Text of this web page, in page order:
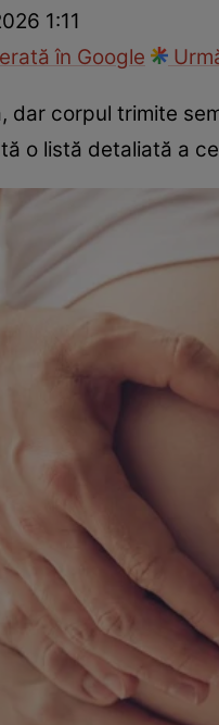
1:11
în Google
dar corpul trimite
o listă detaliată a